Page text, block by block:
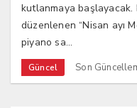
kutlanmaya başlayacak.
düzenlenen “Nisan ayı
piyano sa...
Güncel Son